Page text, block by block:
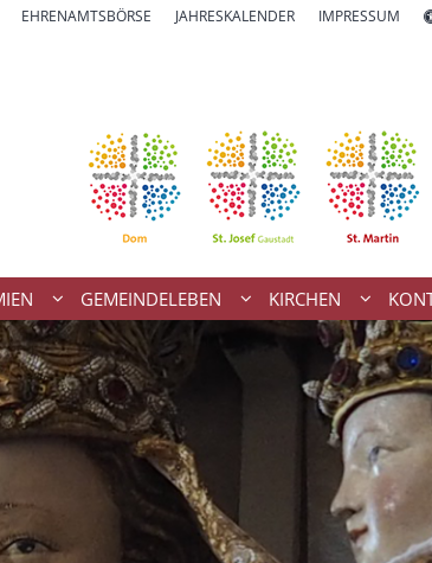
EHRENAMTSBÖRSE JAHRESKALENDER IMPRESSUM
GEMEINDELEBEN KIRCHEN